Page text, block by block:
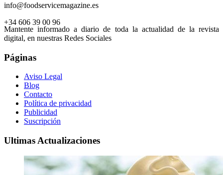
info@foodservicemagazine.es
+34 606 39 00 96
Mantente informado a diario de toda la actualidad de la revista
digital, en nuestras Redes Sociales
Páginas
Aviso Legal
Blog
Contacto
Política de privacidad
Publicidad
Suscripción
Ultimas Actualizaciones